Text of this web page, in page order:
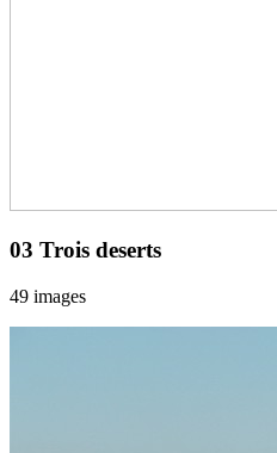
03 Trois deserts
49 images